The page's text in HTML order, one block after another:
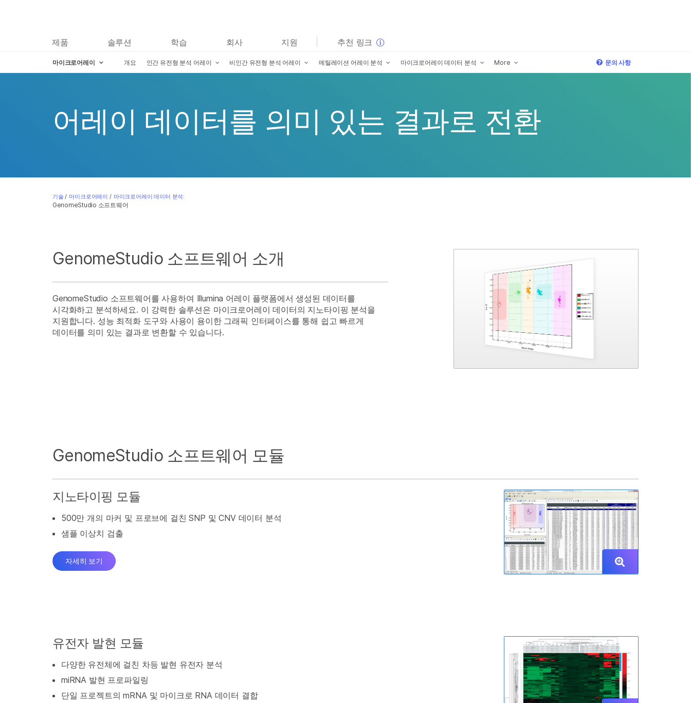
제품 솔루션 학습 회사 지원 추천 링크
마이크로어레이 개요 인간 유전형 분석 어레이 비인간 유전형 분석 어레이 메틸레이션 어레이 분석 마이크로어레이 데이터 분석 More 문의 사항
어레이 데이터를 의미 있는 결과로 전환
기술 / 마이크로어레이 / 마이크로어레이 데이터 분석:
GenomeStudio 소프트웨어
GenomeStudio 소프트웨어 소개
GenomeStudio 소프트웨어를 사용하여 Illumina 어레이 플랫폼에서 생성된 데이터를
시각화하고 분석하세요. 이 강력한 솔루션은 마이크로어레이 데이터의 지노타이핑 분석을
지원합니다. 성능 최적화 도구와 사용이 용이한 그래픽 인터페이스를 통해 쉽고 빠르게
데이터를 의미 있는 결과로 변환할 수 있습니다.
GenomeStudio 소프트웨어 모듈
지노타이핑 모듈
500만 개의 마커 및 프로브에 걸친 SNP 및 CNV 데이터 분석
샘플 이상치 검출
자세히 보기
유전자 발현 모듈
다양한 유전체에 걸친 차등 발현 유전자 분석
miRNA 발현 프로파일링
단일 프로젝트의 mRNA 및 마이크로 RNA 데이터 결합
보다 관련성이 높은 콘텐츠를 확인하실 수 있습니다. 주요
관심 분야를 선택해 주세요:
암 연구
임상 종양학 연구